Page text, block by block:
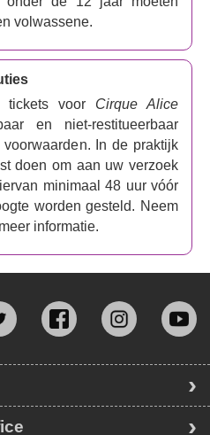
volwassene.
tickets voor Cirque Alice
en niet-restitueerbaar
In de praktijk
doen om aan uw verzoek
minimaal 48 uur vóór
worden gesteld. Neem
informatie.